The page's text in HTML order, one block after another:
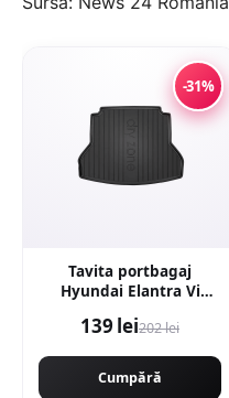
-31%
Tavita portbagaj
Hyundai Elantra Vi
139 lei202 lei
Cumpără